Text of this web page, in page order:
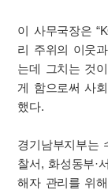
이 사무국장은
리 주위의 이웃
는데 그치는 것
게 함으로써 사
했다.
경기남부지부는
찰서, 화성동부·
해자 관리를 위